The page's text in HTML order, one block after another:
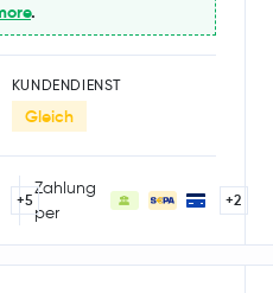
.
KUNDENDIENST
Gleich
+5
Zahlung
per
+2